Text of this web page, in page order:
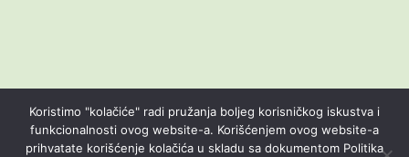
Livestream Blog O nama Kontakt
Koristimo "kolačiće" radi pružanja boljeg korisničkog iskustva i
funkcionalnosti ovog website-a. Korišćenjem ovog website-a
prihvatate korišćenje kolačića u skladu sa dokumentom Politika